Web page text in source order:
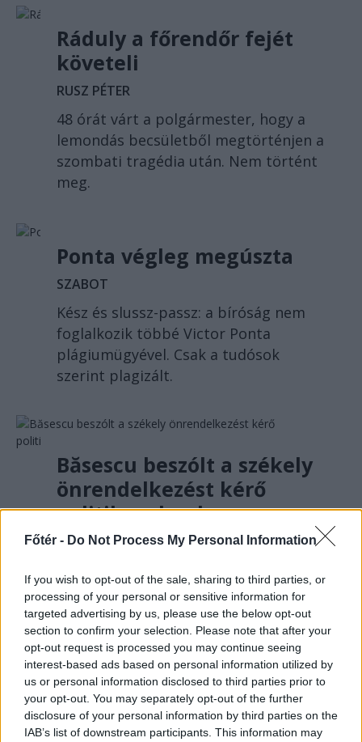
Főtér - Do Not Process My Personal Information
If you wish to opt-out of the sale, sharing to third parties, or
processing of your personal or sensitive information for
targeted advertising by us, please use the below opt-out
section to confirm your selection. Please note that after your
opt-out request is processed you may continue seeing
interest-based ads based on personal information utilized by
us or personal information disclosed to third parties prior to
your opt-out. You may separately opt-out of the further
disclosure of your personal information by third parties on the
IAB’s list of downstream participants. This information may
Ráduly a főrendőr fejét
követeli
RUSZ PÉTER
48 órát várt a polgármester, hogy a
lemondás becsületből megtörténjen a
szombati tragédia után. Nem történt
meg.
Ponta végleg megúszta
SZABOT
Kész és slussz-passz: a bíróság nem
foglalkozik többé Victor Ponta
plágiumügyével. Csak a tudósok
szerint plagizált.
Băsescu beszólt a székely
önrendelkezést kérő
politikusoknak
BÉEL
Băsescu államfő az ország
közigazgatási átalakítását. Ezért
bírálta a székely autonómiát
szorgalmazó magyarországi
politikusokat. Egyben kérte az
autonómia fogalmának tisztázását.